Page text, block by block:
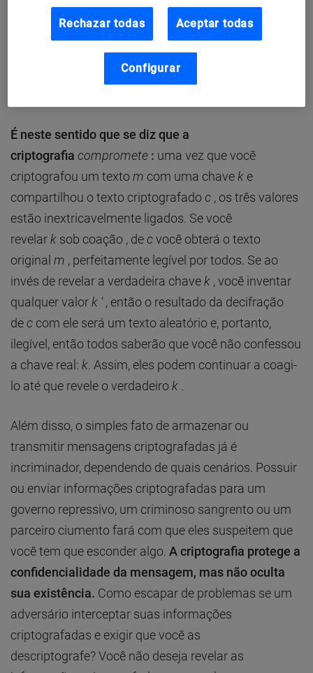
mesma chavek, produz o mesmo texto
usando o algoritmo de descriptografia
correspondente (D):
É neste sentido que se diz que a
criptografia compromete : uma vez que você
criptografou um textom com uma chavek e
compartilhou o texto criptografadoc , os três valores
estão inextricavelmente ligados. Se você
revelark sob coação , decvocê obterá o texto
original m , perfeitamente legível por todos. Se ao
invés de revelar a verdadeira chavek , você inventar
qualquer valork ‘, então o resultado da decifração
dec com ele será um texto aleatório e, portanto,
ilegível, então todos saberão que você não confessou
a chave real: k . Assim, eles podem continuar a coagi-
lo até que revele o verdadeirok
Além disso, o simples fato de armazenar ou
transmitir mensagens criptografadas já é
incriminador, dependendo de quais cenários. Possuir
ou enviar informações criptografadas para um
governo repressivo, um criminoso sangrento ou um
parceiro ciumento fará com que eles suspeitem que
você tem que esconder algo. A criptografia protege a
confidencialidade da mensagem, mas não oculta
sua existência. Como escapar de problemas se um
adversário interceptar suas informações
criptografadas e exigir que você as
descriptografe? Você não deseja revelar as
Rechazar todas Aceptar todas
Configurar